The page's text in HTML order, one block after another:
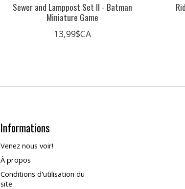
Sewer and Lamppost Set II - Batman
Miniature Game
13,99$CA
Informations
Venez nous voir!
À propos
Conditions d'utilisation du
site